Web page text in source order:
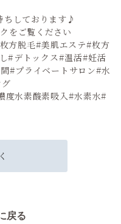
ちしております♪
をご覧ください
方脱毛#美肌エステ#枚方
#デトックス#温活#妊活
#プライベートサロン#水
度水素酸素吸入#水素水#
戻る